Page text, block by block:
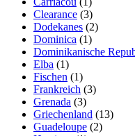
Clearance (3)
Dodekanes (2)
Dominica (1)
Dominikanische
Elba (1)
Fischen (1)
Frankreich (3)
Grenada (3)
Griechenland (13)
Guadeloupe (2)